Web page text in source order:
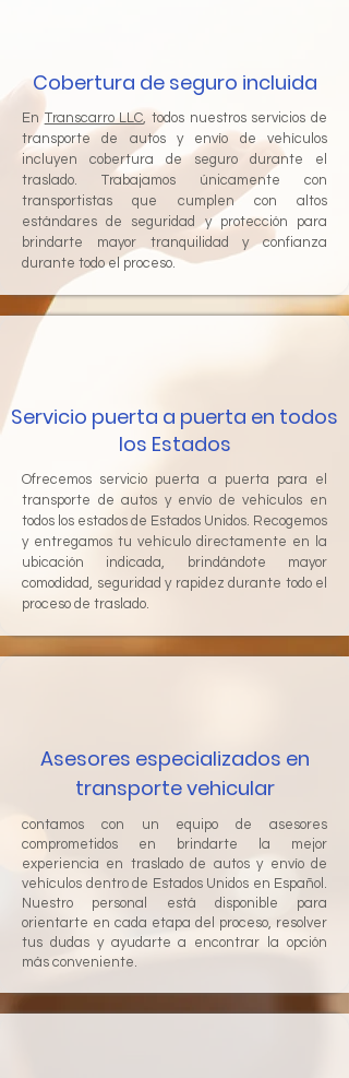
Cobertura de seguro incluida
EnTranscarro LLC , todos nuestros servicios de
transporte de autos y envío de vehículos
incluyen cobertura de seguro durante el
traslado. Trabajamos únicamente con
transportistas que cumplen con altos
estándares de seguridad y protección para
brindarte mayor tranquilidad y confianza
durante todo el proceso.
Servicio puerta a puerta en todos
los Estados
Ofrecemos servicio puerta a puerta para el
transporte de autos y envío de vehículos en
todos los estados de Estados Unidos. Recogemos
y entregamos tu vehículo directamente en la
ubicación indicada, brindándote mayor
comodidad, seguridad y rapidez durante todo el
proceso de traslado.
Asesores especializados en
transporte vehicular
contamos con un equipo de asesores
comprometidos en brindarte la mejor
experiencia en traslado de autos y envío de
vehículos dentro de Estados Unidos en Español.
Nuestro personal está disponible para
orientarte en cada etapa del proceso, resolver
tus dudas y ayudarte a encontrar la opción
más conveniente.